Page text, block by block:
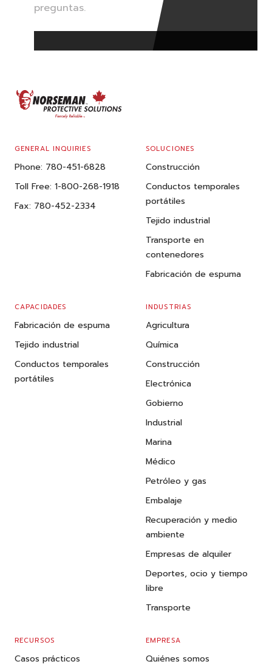
preguntas.
FOOTER
GENERAL INQUIRIES
Phone: 780-451-6828
Toll Free: 1-800-268-1918
Fax: 780-452-2334
SOLUCIONES
Construcción
Conductos temporales
portátiles
Tejido industrial
Transporte en
contenedores
Fabricación de espuma
CAPACIDADES
Fabricación de espuma
Tejido industrial
Conductos temporales
portátiles
INDUSTRIAS
Agricultura
Química
Construcción
Electrónica
Gobierno
Industrial
Marina
Médico
Petróleo y gas
Embalaje
Recuperación y medio
ambiente
Empresas de alquiler
Deportes, ocio y tiempo
libre
Transporte
RECURSOS
Casos prácticos
EMPRESA
Quiénes somos